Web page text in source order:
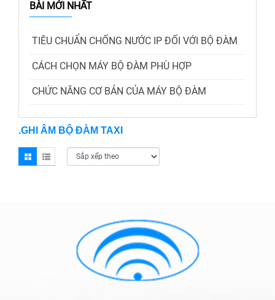
BÀI MỚI NHẤT
TIÊU CHUẨN CHỐNG NƯỚC IP ĐỐI VỚI BỘ ĐÀM
CÁCH CHỌN MÁY BỘ ĐÀM PHÙ HỢP
CHỨC NĂNG CƠ BẢN CỦA MÁY BỘ ĐÀM
.GHI ÂM BỘ ĐÀM TAXI